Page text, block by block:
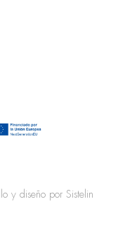
y diseño por Sistelin